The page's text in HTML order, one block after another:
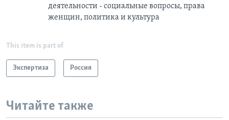
деятельности - социальные вопросы, права
женщин, политика и культура
This item is part of
Экспертиза Россия
Читайте также